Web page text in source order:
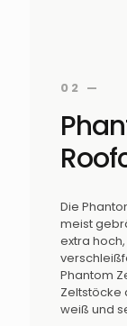
02 —
Die
meist
extra
Phantom
Zeltstöcke
weiß und